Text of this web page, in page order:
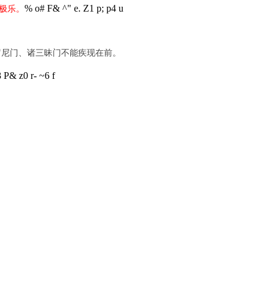
乐。 % o# F& ^" e. Z1 p; p4 u
尼门、诸三昧门不能疾现在前。
P& z0 r- ~6 f